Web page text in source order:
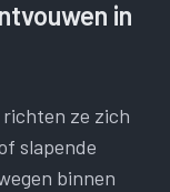
in
richten ze zich
slapende
binnen